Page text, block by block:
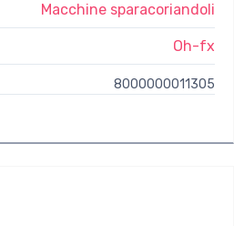
Macchine sparacoriandoli
Oh-fx
8000000011305